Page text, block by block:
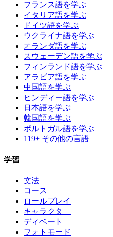
フランス語を学ぶ
イタリア語を学ぶ
ドイツ語を学ぶ
ウクライナ語を学ぶ
オランダ語を学ぶ
スウェーデン語を学ぶ
フィンランド語を学ぶ
アラビア語を学ぶ
中国語を学ぶ
ヒンディー語を学ぶ
日本語を学ぶ
韓国語を学ぶ
ポルトガル語を学ぶ
119+ その他の言語
学習
文法
コース
ロールプレイ
キャラクター
ディベート
フォトモード